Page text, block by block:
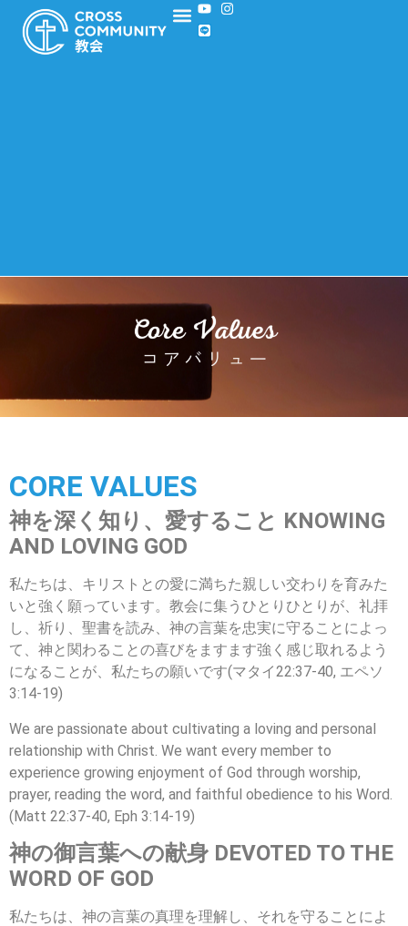
CORE VALUES
神を深く知り、愛すること KNOWING
AND LOVING GOD
私たちは、キリストとの愛に満ちた親しい交わりを育みた
いと強く願っています。教会に集うひとりひとりが、礼拝
し、祈り、聖書を読み、神の言葉を忠実に守ることによっ
て、神と関わることの喜びをますます強く感じ取れるよう
になることが、私たちの願いです(マタイ22:37-40, エペソ
3:14-19)
We are passionate about cultivating a loving and personal
relationship with Christ. We want every member to
experience growing enjoyment of God through worship,
prayer, reading the word, and faithful obedience to his Word.
(Matt 22:37-40, Eph 3:14-19)
神の御言葉への献身 DEVOTED TO THE
WORD OF GOD
私たちは、神の言葉の真理を理解し、それを守ることによ